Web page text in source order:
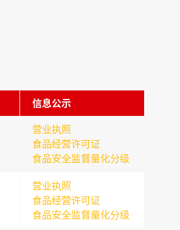
信息公示
营业执照
食品经营许可证
食品安全监督量化分级
营业执照
食品经营许可证
食品安全监督量化分级